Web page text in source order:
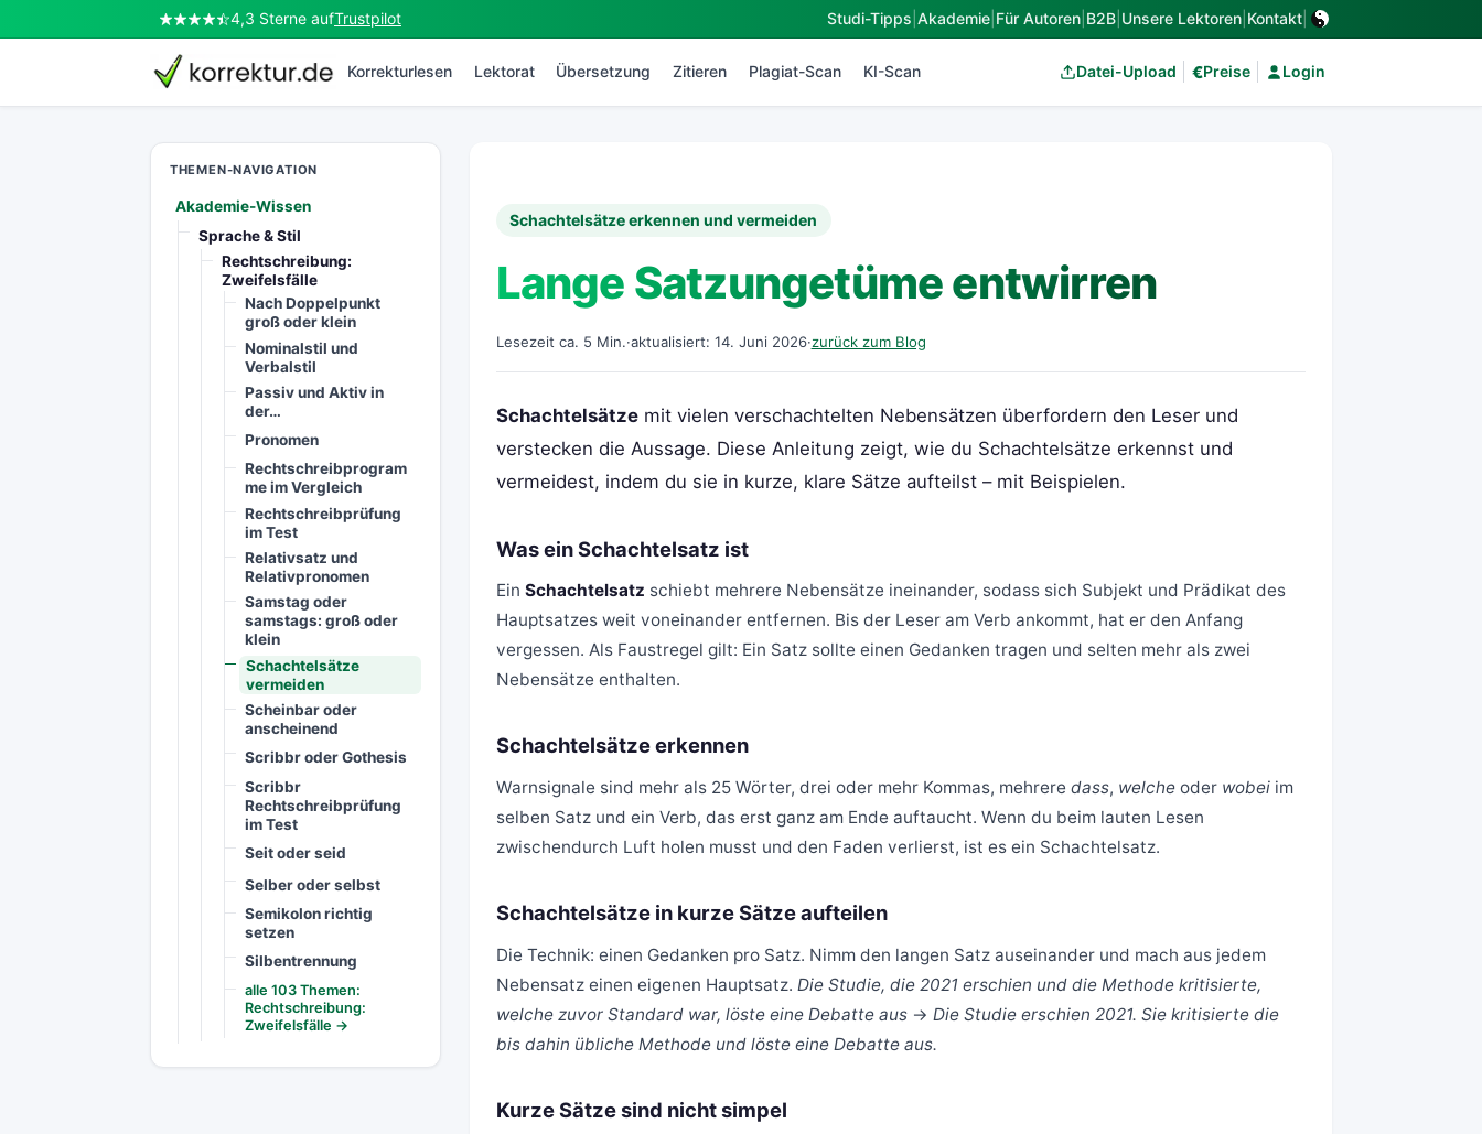
4,3 Sterne aufTrustpilot Studi-Tipps Akademie Für Autoren B2B Unsere Lektoren Kontakt
korrektur.de Korrekturlesen Lektorat Übersetzung Zitieren Plagiat-Scan KI-Scan Datei-Upload €Preise Login
THEMEN-NAVIGATION
Akademie-Wissen
Sprache & Stil
Rechtschreibung:
Zweifelsfälle
Nach Doppelpunkt
groß oder klein
Nominalstil und
Verbalstil
Passiv und Aktiv in
der…
Pronomen
Rechtschreibprogram
me im Vergleich
Rechtschreibprüfung
im Test
Relativsatz und
Relativpronomen
Samstag oder
samstags: groß oder
klein
Schachtelsätze
vermeiden
Scheinbar oder
anscheinend
Scribbr oder Gothesis
Scribbr
Rechtschreibprüfung
im Test
Seit oder seid
Selber oder selbst
Semikolon richtig
setzen
Silbentrennung
alle 103 Themen:
Rechtschreibung:
Zweifelsfälle →
Schachtelsätze erkennen und vermeiden
Lange Satzungetüme entwirren
Lesezeit ca. 5 Min.·aktualisiert: 14. Juni 2026·zurück zum Blog
Schachtelsätzemit vielen verschachtelten Nebensätzen überfordern den Leser und
verstecken die Aussage. Diese Anleitung zeigt, wie du Schachtelsätze erkennst und
vermeidest, indem du sie in kurze, klare Sätze aufteilst – mit Beispielen.
Was ein Schachtelsatz ist
Ein Schachtelsatz schiebt mehrere Nebensätze ineinander, sodass sich Subjekt und Prädikat des
Hauptsatzes weit voneinander entfernen. Bis der Leser am Verb ankommt, hat er den Anfang
vergessen. Als Faustregel gilt: Ein Satz sollte einen Gedanken tragen und selten mehr als zwei
Nebensätze enthalten.
Schachtelsätze erkennen
Warnsignale sind mehr als 25 Wörter, drei oder mehr Kommas, mehrere dass, welcheoder wobeiim
selben Satz und ein Verb, das erst ganz am Ende auftaucht. Wenn du beim lauten Lesen
zwischendurch Luft holen musst und den Faden verlierst, ist es ein Schachtelsatz.
Schachtelsätze in kurze Sätze aufteilen
Die Technik: einen Gedanken pro Satz. Nimm den langen Satz auseinander und mach aus jedem
Nebensatz einen eigenen Hauptsatz. Die Studie, die 2021 erschien und die Methode kritisierte,
welche zuvor Standard war, löste eine Debatte aus→ Die Studie erschien 2021. Sie kritisierte die
bis dahin übliche Methode und löste eine Debatte aus.
Kurze Sätze sind nicht simpel